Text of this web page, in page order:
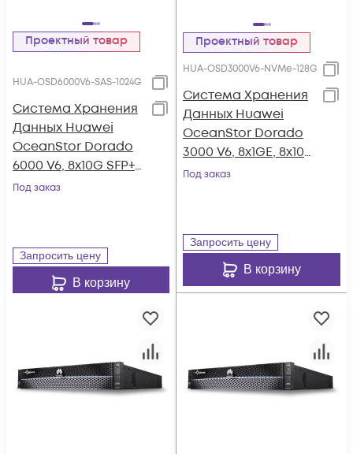
Проектный товар
HUA-OSD6000V6-SAS-1024G
Система Хранения
Данных Huawei
OceanStor Dorado
6000 V6, 8x10G SFP+,
4xSAS12G Ext.,
Под заказ
Запросить цену
В корзину
Проектный товар
HUA-OSD3000V6-NVMe-128G
Система Хранения
Данных Huawei
OceanStor Dorado
3000 V6, 8x1GE, 8x10G
SFP+, 4x100G RDMA
Под заказ
Запросить цену
В корзину